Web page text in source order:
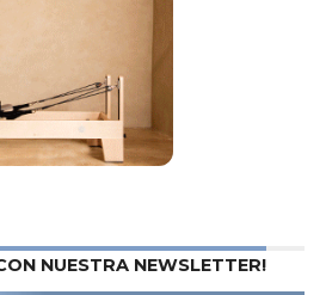
NUESTRA NEWSLETTER!